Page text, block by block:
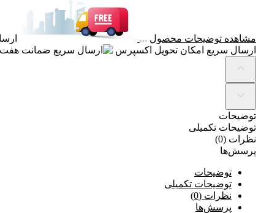
مشاهده توضیحات محصول
ارسال سریع امکان تحویل اکسپرس ضمانت هفت
توضیحات
توضیحات تکمیلی
نظرات (0)
پرسش‌ها
توضیحات
توضیحات تکمیلی
نظرات (0)
پرسش‌ها